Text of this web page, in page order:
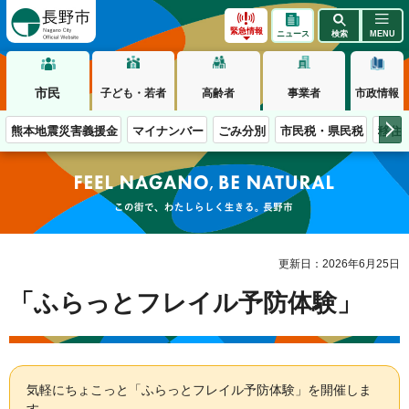
緊急情報 ニュース 検索 MENU
市民 子ども・若者 高齢者 事業者 市政情報
熊本地震災害義援金 マイナンバー ごみ分別 市民税・県民税 移住
この街で、わたしらしく生きる。長野市
更新日：2026年6月25日
「ふらっとフレイル予防体験」
気軽にちょこっと「ふらっとフレイル予防体験」を開催しま